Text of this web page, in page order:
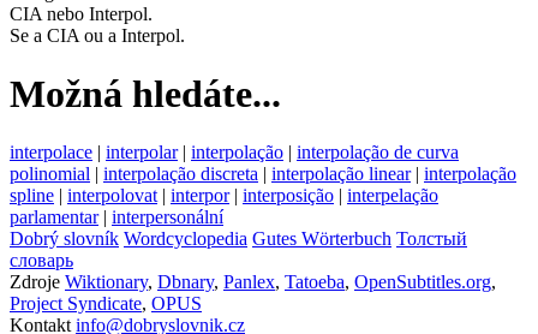
CIA nebo Interpol.
Se a CIA ou a Interpol.
Možná hledáte...
interpolace interpolar interpolação
interpolação de curva
polinomial
interpolação discreta interpolação linear
interpolação
spline
interpolovat interpor interposição
interpelação
parlamentar
interpersonální
Dobrý slovník Wordcyclopedia Gutes Wörterbuch Толстый
словарь
Zdroje Wiktionary, Dbnary, Panlex, Tatoeba, OpenSubtitles.org,
Project Syndicate, OPUS
Kontakt info@dobryslovnik.cz